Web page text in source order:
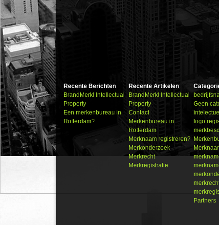
Recente Berichten
BrandMerk! Intellectual
Property
Een merkenbureau in
Rotterdam?
Recente Artikelen
BrandMerk! Intellectual
Property
Contact
Merkenbureau in
Rotterdam
Merknaam registreren?
Merkonderzoek
Merkrecht
Merkregistratie
Geen
logo
Partners